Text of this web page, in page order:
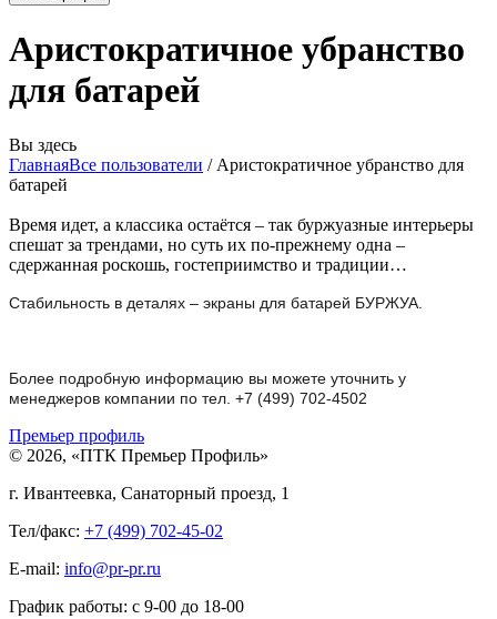
Аристократичное убранство
для батарей
Вы здесь
ГлавнаяВсе пользователи / Аристократичное убранство для
батарей
Время идет, а классика остаётся – так буржуазные интерьеры
спешат за трендами, но суть их по-прежнему одна –
сдержанная роскошь, гостеприимство и традиции…
Стабильность в деталях – экраны для батарей БУРЖУА.
Более подробную информацию вы можете уточнить у
менеджеров компании по тел. +7 (499) 702-4502
Премьер профиль
© 2026, «ПТК Премьер Профиль»
г. Ивантеевка, Санаторный проезд, 1
Тел/факс: +7 (499) 702-45-02
E-mail: info@pr-pr.ru
График работы: с 9-00 до 18-00